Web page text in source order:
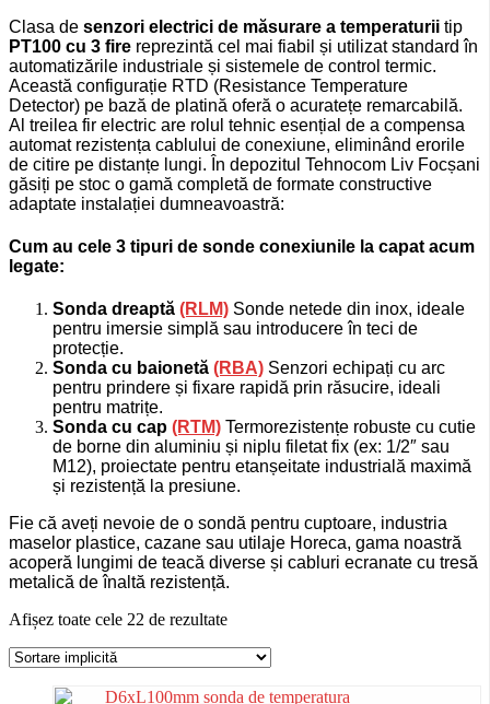
Clasa de senzori electrici de măsurare a temperaturii tip
PT100 cu 3 fire reprezintă cel mai fiabil și utilizat standard în
automatizările industriale și sistemele de control termic.
Această configurație RTD (Resistance Temperature
Detector) pe bază de platină oferă o acuratețe remarcabilă.
Al treilea fir electric are rolul tehnic esențial de a compensa
automat rezistența cablului de conexiune, eliminând erorile
de citire pe distanțe lungi. În depozitul Tehnocom Liv Focșani
găsiți pe stoc o gamă completă de formate constructive
adaptate instalației dumneavoastră:
Cum au cele 3 tipuri de sonde conexiunile la capat acum
legate:
Sonda dreaptă (RLM) Sonde netede din inox, ideale
pentru imersie simplă sau introducere în teci de
protecție.
Sonda cu baionetă (RBA) Senzori echipați cu arc
pentru prindere și fixare rapidă prin răsucire, ideali
pentru matrițe.
Sonda cu cap (RTM) Termorezistențe robuste cu cutie
de borne din aluminiu și niplu filetat fix (ex: 1/2″ sau
M12), proiectate pentru etanșeitate industrială maximă
și rezistență la presiune.
Fie că aveți nevoie de o sondă pentru cuptoare, industria
maselor plastice, cazane sau utilaje Horeca, gama noastră
acoperă lungimi de teacă diverse și cabluri ecranate cu tresă
metalică de înaltă rezistență.
Afișez toate cele 22 de rezultate